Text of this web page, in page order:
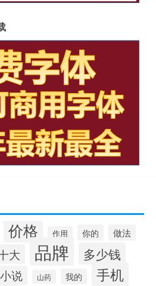
价格 作用 你的 做法
大 品牌 多少钱
小说 山药 我的 手机